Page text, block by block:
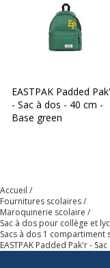
Référence
produit
fabricant
Dimensions et
Hauteur
Poids du produit
Profondeur
EASTPAK Padded
- Sac à dos - 40 cm -
Base green
Accueil
Fournitures scolaires
Maroquinerie scolaire
Sac à dos pour collège et
Sacs à dos 1 compartiment
EASTPAK Padded Pak'r -